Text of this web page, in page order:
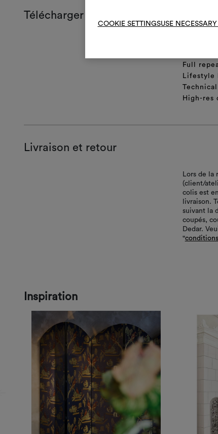
COOKIE SETTINGSUSE
Télécharger
Full
Lifestyle
High-res
Livraison et retour
Lors de la
(client/
colis est
livraison.
suivant la
coupés,
Dedar.
"
Inspiration